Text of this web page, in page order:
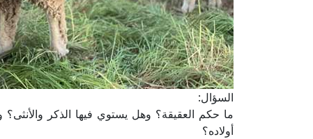
السؤال:
ما حكم العقيقة؟ وهل يستوي فيها الذكر
أولاده؟